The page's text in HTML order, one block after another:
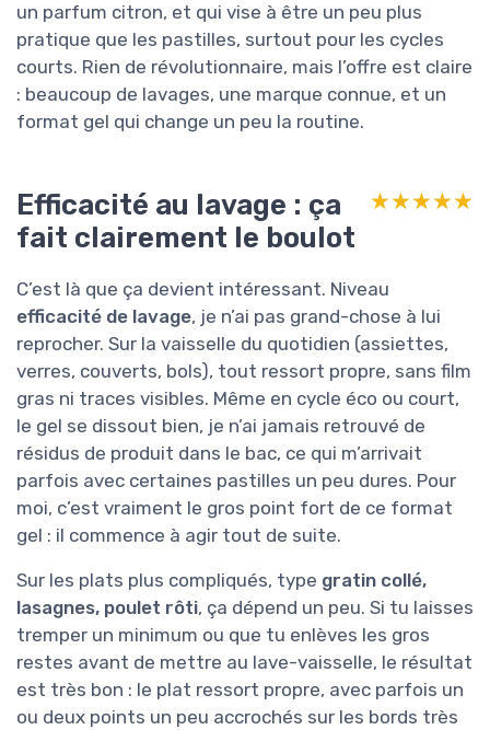
un parfum citron, et qui vise à être un peu plus
pratique que les pastilles, surtout pour les cycles
courts. Rien de révolutionnaire, mais l’offre est claire
: beaucoup de lavages, une marque connue, et un
format gel qui change un peu la routine.
Efficacité au lavage : ça
fait clairement le boulot
★★★★★
★★★★★
C’est là que ça devient intéressant. Niveau
efficacité de lavage, je n’ai pas grand-chose à lui
reprocher. Sur la vaisselle du quotidien (assiettes,
verres, couverts, bols), tout ressort propre, sans film
gras ni traces visibles. Même en cycle éco ou court,
le gel se dissout bien, je n’ai jamais retrouvé de
résidus de produit dans le bac, ce qui m’arrivait
parfois avec certaines pastilles un peu dures. Pour
moi, c’est vraiment le gros point fort de ce format
gel : il commence à agir tout de suite.
Sur les plats plus compliqués, type gratin collé,
lasagnes, poulet rôti, ça dépend un peu. Si tu laisses
tremper un minimum ou que tu enlèves les gros
restes avant de mettre au lave-vaisselle, le résultat
est très bon : le plat ressort propre, avec parfois un
ou deux points un peu accrochés sur les bords très